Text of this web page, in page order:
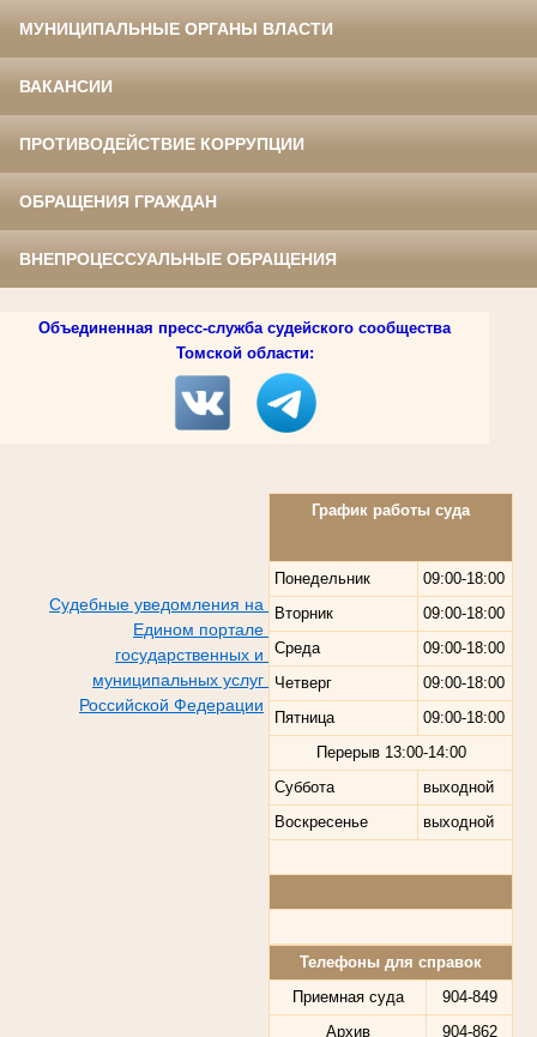
МУНИЦИПАЛЬНЫЕ ОРГАНЫ ВЛАСТИ
ВАКАНСИИ
ПРОТИВОДЕЙСТВИЕ КОРРУПЦИИ
ОБРАЩЕНИЯ ГРАЖДАН
ВНЕПРОЦЕССУАЛЬНЫЕ ОБРАЩЕНИЯ
Объединенная пресс-служба судейского сообщества
Томской области:
График работы суда
Понедельник
09:00-18:00
Вторник
09:00-18:00
Среда
09:00-18:00
Четверг
09:00-18:00
Пятница
09:00-18:00
Перерыв 13:00-14:00
Суббота
выходной
Воскресенье
выходной
Телефоны для справок
Приемная суда
904-849
Архив
904-862
Судебные уведомления на
Едином портале
государственных и
муниципальных услуг
Российской Федерации